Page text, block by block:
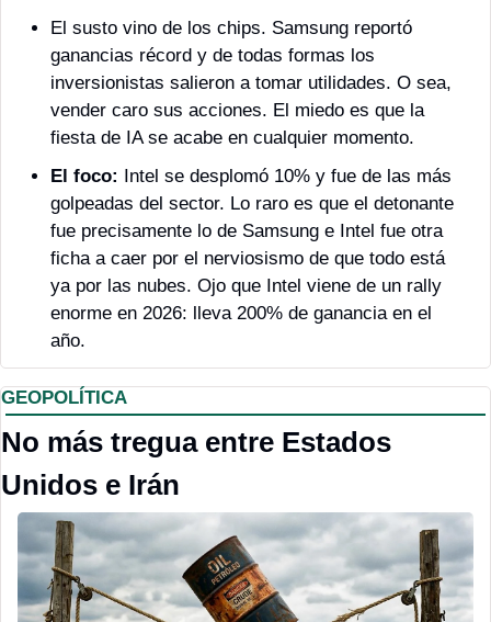
El susto vino de los chips. Samsung reportó
ganancias récord y de todas formas los
inversionistas salieron a tomar utilidades. O sea,
vender caro sus acciones. El miedo es que la
fiesta de IA se acabe en cualquier momento.
El foco: Intel se desplomó 10% y fue de las más
golpeadas del sector. Lo raro es que el detonante
fue precisamente lo de Samsung e Intel fue otra
ficha a caer por el nerviosismo de que todo está
ya por las nubes. Ojo que Intel viene de un rally
enorme en 2026: lleva 200% de ganancia en el
año.
GEOPOLÍTICA
No más tregua entre Estados
Unidos e Irán